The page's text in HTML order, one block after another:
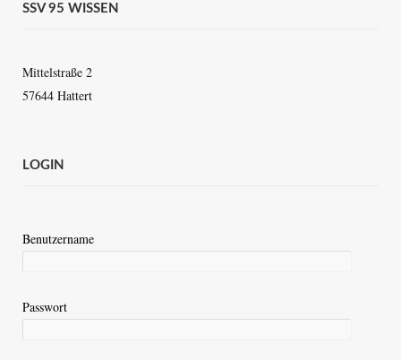
SSV 95 WISSEN
Mittelstraße 2
57644 Hattert
LOGIN
Benutzername
Passwort